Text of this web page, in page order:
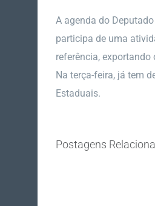
A agenda do
participa de uma
referência,
Na terça-feira, já tem
Estaduais.
Postagens